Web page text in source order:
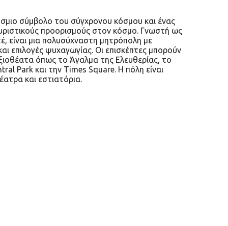
σύμβολο του σύγχρονου κόσμου και ένας
προορισμούς στον κόσμο. Γνωστή ως
είναι μια πολυσύχναστη μητρόπολη με
επιλογές ψυχαγωγίας. Οι επισκέπτες μπορούν
όπως το Άγαλμα της Ελευθερίας, το
Park και την Times Square. Η πόλη είναι
και εστιατόρια.